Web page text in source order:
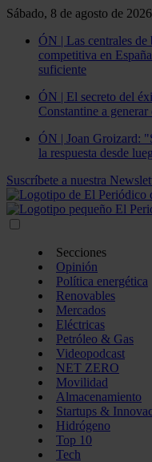
Sábado, 8 de agosto de 2026
ÓN | Las centrales
competitiva en
suficiente
ÓN | El secreto del
Constantine a
ÓN | Joan Groizard:
la respuesta desde
Suscríbete a nuestra
Secciones
Opinión
Política energética
Renovables
Mercados
Eléctricas
Petróleo & Gas
Videopodcast
NET ZERO
Movilidad
Almacenamiento
Startups &
Hidrógeno
Top 10
Tech